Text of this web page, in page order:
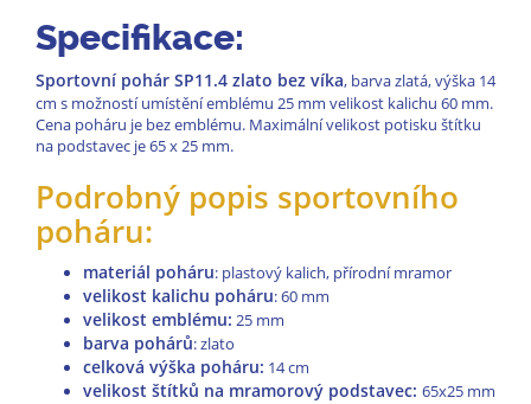
Specifikace:
Sportovní pohár SP11.4 zlato bez víka, barva zlatá, výška 14
cm s možností umístění emblému 25 mm velikost kalichu 60 mm.
Cena poháru je bez emblému. Maximální velikost potisku štítku
na podstavec je 65 x 25 mm.
Podrobný popis sportovního
poháru:
materiál poháru: plastový kalich, přírodní mramor
velikost kalichu poháru: 60 mm
velikost emblému: 25 mm
barva pohárů: zlato
celková výška poháru: 14 cm
velikost štítků na mramorový podstavec: 65x25 mm